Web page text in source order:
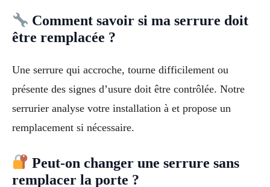
Comment savoir si ma serrure doit
être remplacée ?
Une serrure qui accroche, tourne difficilement ou
présente des signes d’usure doit être contrôlée. Notre
serrurier analyse votre installation à et propose un
remplacement si nécessaire.
Peut-on changer une serrure sans
remplacer la porte ?